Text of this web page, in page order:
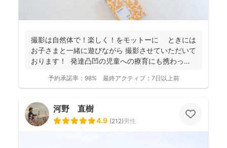
撮影は自然体で！楽しく！をモットーに ときには
お子さまと一緒に遊びながら 撮影させていただいて
おります！ 発達凸凹の児童への療育にも携わって
予約承諾率： 98% 最終アクティブ： 7日以上前
河野 直樹
4.9 (212)男性